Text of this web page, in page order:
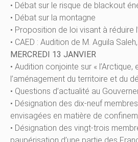
• Débat sur le risque de blackout
• Débat sur la montagne
• Proposition de loi visant à réduire
• CAED : Audition de M. Aguila
MERCREDI 13 JANVIER
• Audition conjointe sur «
l’aménagement du territoire et du
• Questions d’actualité au
• Désignation des dix-neuf
envisagées en matière de
• Désignation des vingt-trois